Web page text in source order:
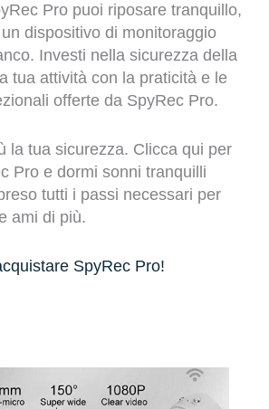
Pro puoi riposare tranquillo,
dispositivo di monitoraggio
Investi nella sicurezza della
tua attività con la praticità e le
offerte da SpyRec Pro.
la tua sicurezza. Clicca qui per
Pro e dormi sonni tranquilli
tutti i passi necessari per
ami di più.
SpyRec Pro!